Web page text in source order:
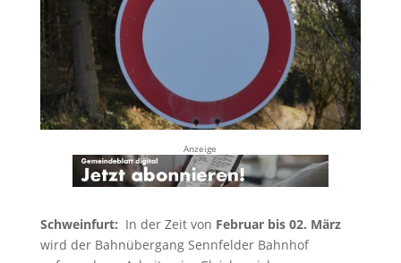
Anzeige
Schweinfurt: In der Zeit von Februar bis 02. März
wird der Bahnübergang Sennfelder Bahnhof